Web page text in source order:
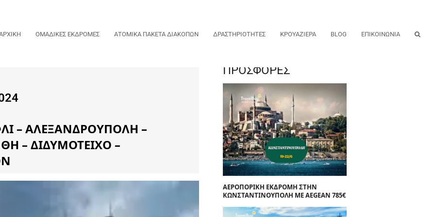
ΟΜΑΔΙΚΕΣ ΕΚΔΡΟΜΕΣ ΑΤΟΜΙΚΑ ΠΑΚΕΤΑ ΔΙΑΚΟΠΩΝ ΔΡΑΣΤΗΡΙΟΤΗΤΕΣ ΚΡΟΥΑΖΙΕΡΑ BLOG ΕΠΙΚΟΙΝΩΝΙΑ
– ΑΛΕΞΑΝΔΡΟΥΠΟΛΗ –
– ΔΙΔΥΜΟΤΕΙΧΟ –
ΠΡΟΣΦΟΡΕΣ
ΑΕΡΟΠΟΡΙΚΗ ΕΚΔΡΟΜΗ ΣΤΗΝ
ΚΩΝΣΤΑΝΤΙΝΟΥΠΟΛΗ ΜΕ AEGEAN 785€